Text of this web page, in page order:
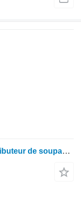
Distributeur hydraulique Ford Distributeur de soupapes de frein de remorque New Holland 6640, Ts110 40, Ts 8 1535108113 pour tracteur à roues